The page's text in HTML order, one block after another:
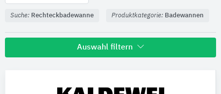
Suche: Rechteckbadewanne Produktkategorie: Badewannen
Auswahl filtern